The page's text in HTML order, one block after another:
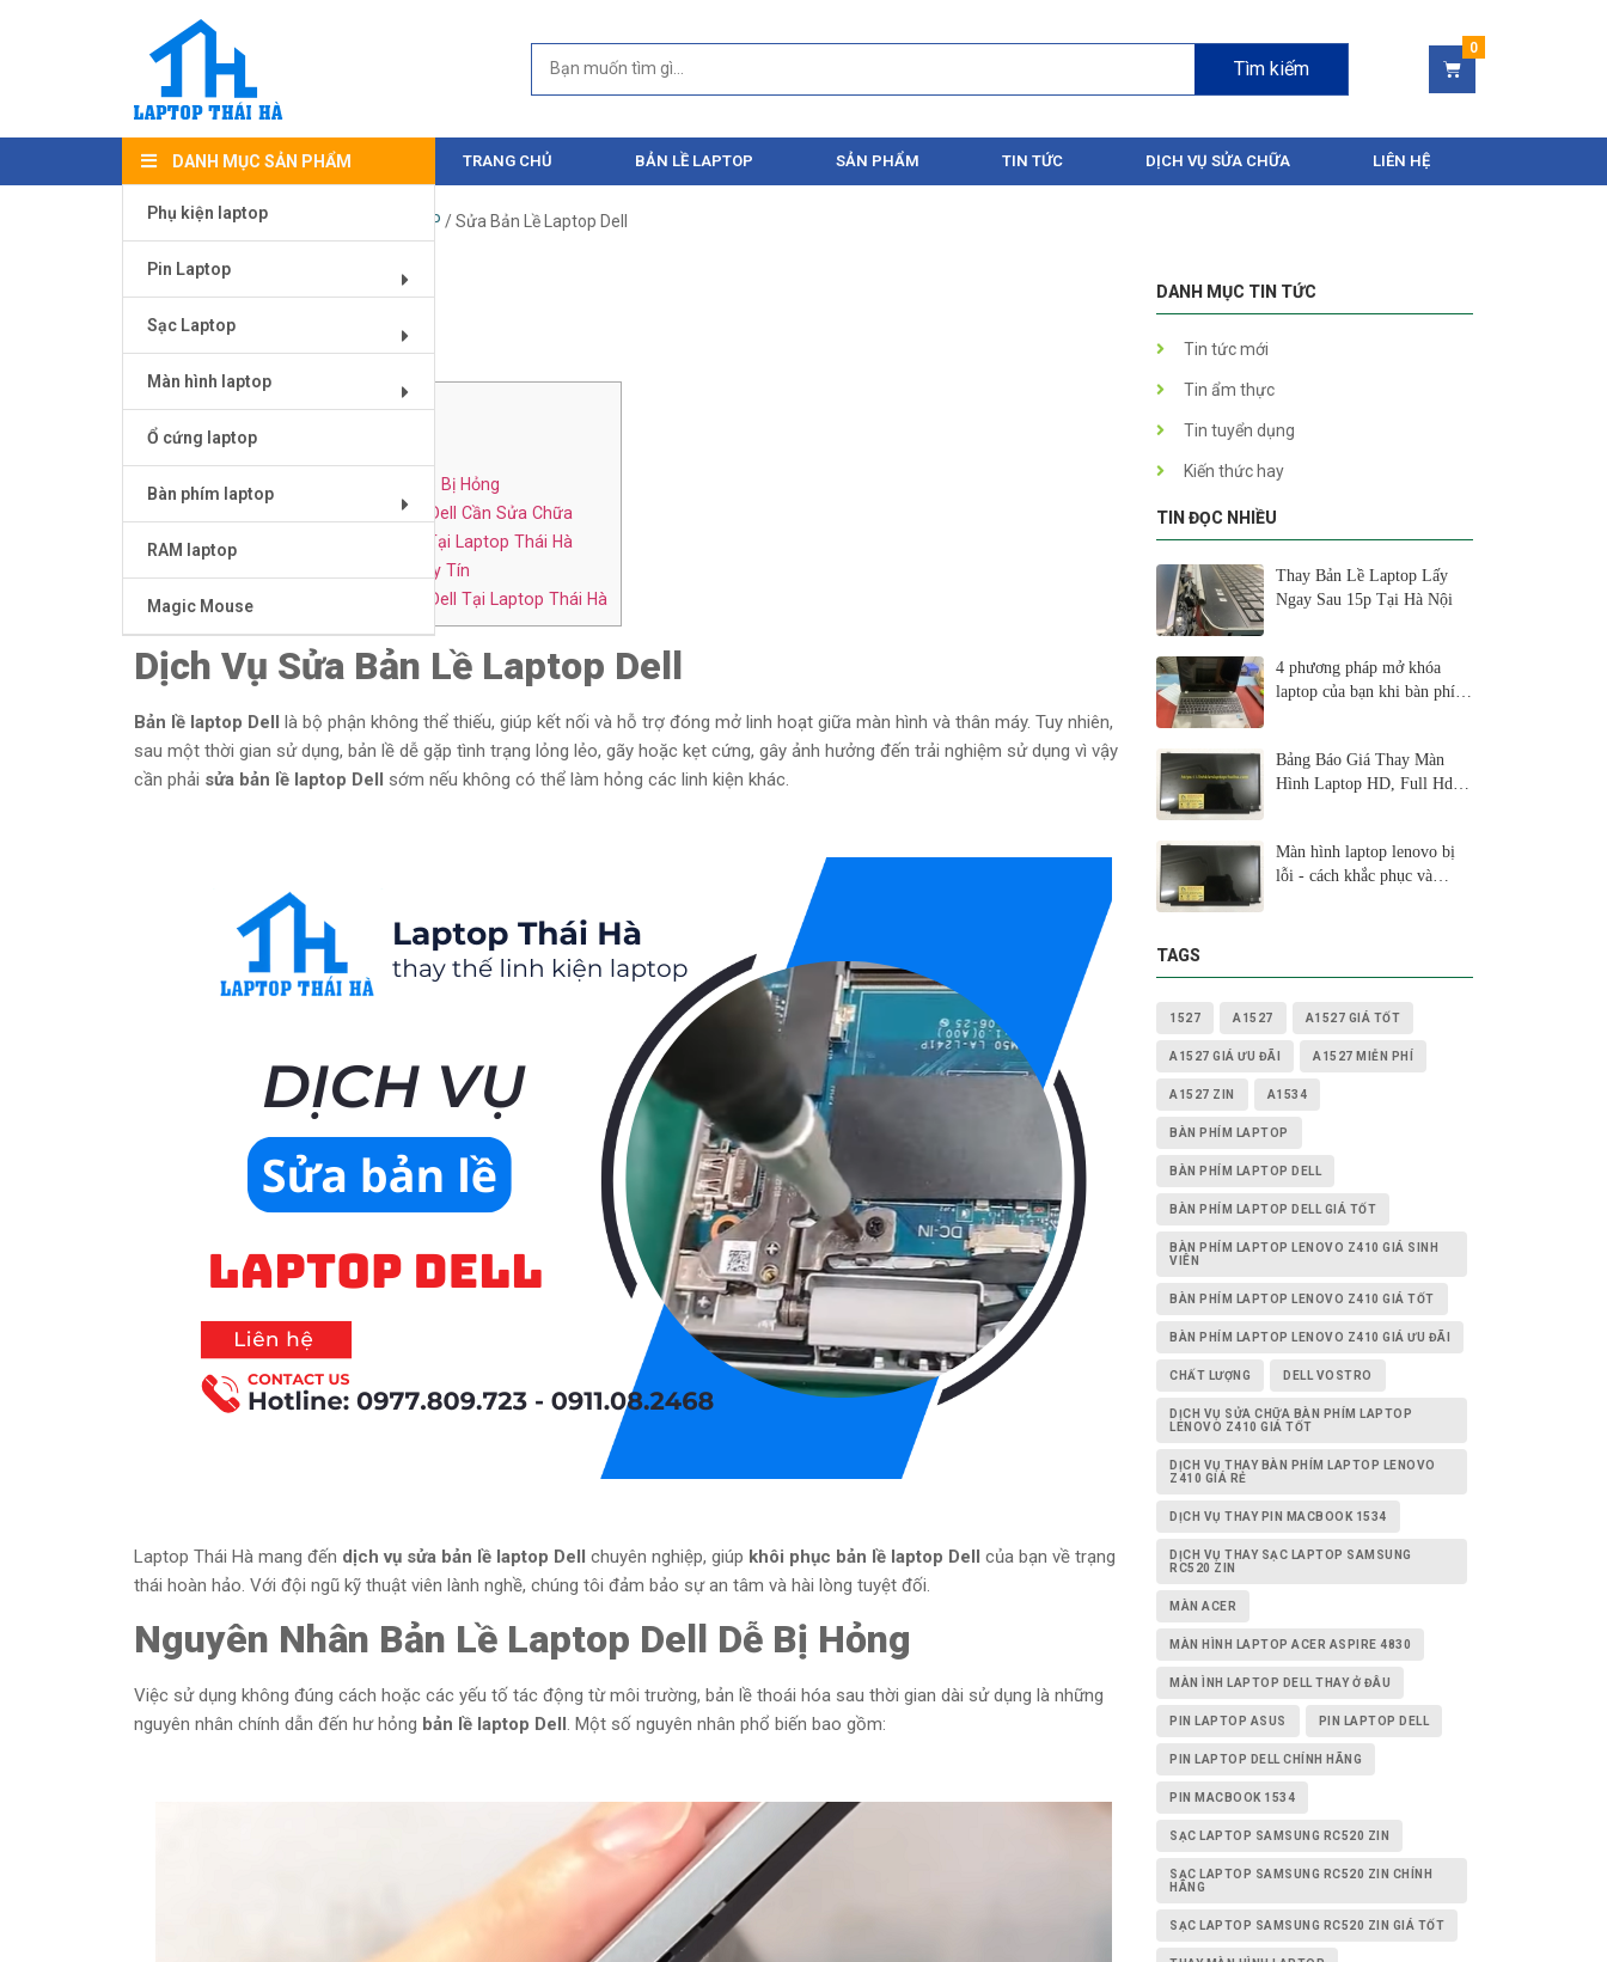
Tìm kiếm
DANH MỤC SẢN PHẨM
Phụ kiện laptop
Pin Laptop
Sạc Laptop
Màn hình laptop
Ổ cứng laptop
Bàn phím laptop
RAM laptop
Magic Mouse
TRANG CHỦ BẢN LỀ LAPTOP SẢN PHẨM TIN TỨC DỊCH VỤ SỬA CHỮA LIÊN HỆ
Trang chủ/DỊCH VỤ SỬA CHỮA LAPTOP / Sửa Bản Lề Laptop Dell
Sửa Bản Lề Laptop Dell
Tháng Mười Hai 26, 2024
Mục Lục [Ẩn]
2Nguyên Nhân Bản Lề Laptop Dell Dễ Bị Hỏng
Dấu Hiệu Nhận Biết Bản Lề Laptop Dell Cần Sửa Chữa
4Lợi Ích Khi Sửa Bản Lề Laptop Dell Tại Laptop Thái Hà
Trung Tâm Sửa Chữa Laptop Dell Uy Tín
5.1Quy Trình Sửa Bản Lề Laptop Dell Tại Laptop Thái Hà
Dịch Vụ Sửa Bản Lề Laptop Dell
Bản lề laptop Dell là bộ phận không thể thiếu, giúp kết nối và hỗ trợ đóng mở linh hoạt giữa màn hình và thân máy. Tuy nhiên,
sau một thời gian sử dụng, bản lề dễ gặp tình trạng lỏng lẻo, gãy hoặc kẹt cứng, gây ảnh hưởng đến trải nghiệm sử dụng vì vậy
cần phải sửa bản lề laptop Dell sớm nếu không có thể làm hỏng các linh kiện khác.
Laptop Thái Hà mang đến dịch vụ sửa bản lề laptop Dell chuyên nghiệp, giúp khôi phục bản lề laptop Dell của bạn về trạng
thái hoàn hảo. Với đội ngũ kỹ thuật viên lành nghề, chúng tôi đảm bảo sự an tâm và hài lòng tuyệt đối.
Nguyên Nhân Bản Lề Laptop Dell Dễ Bị Hỏng
Việc sử dụng không đúng cách hoặc các yếu tố tác động từ môi trường, bản lề thoái hóa sau thời gian dài sử dụng là những
nguyên nhân chính dẫn đến hư hỏng bản lề laptop Dell. Một số nguyên nhân phổ biến bao gồm:
DANH MỤC TIN TỨC
Tin tức mới
Tin ẩm thực
Tin tuyển dụng
Kiến thức hay
TIN ĐỌC NHIỀU
Thay Bản Lề Laptop Lấy
Ngay Sau 15p Tại Hà Nội
4 phương pháp mở khóa
laptop của bạn khi bàn phím
Bảng Báo Giá Thay Màn
Hình Laptop HD, Full Hd,
Màn hình laptop lenovo bị
lỗi - cách khắc phục và
TAGS
1527 A1527 A1527 GIÁ TỐT
A1527 GIÁ ƯU ĐÃI A1527 MIỄN PHÍ
A1527 ZIN A1534
BÀN PHÍM LAPTOP
BÀN PHÍM LAPTOP DELL
BÀN PHÍM LAPTOP DELL GIÁ TỐT
BÀN PHÍM LAPTOP LENOVO Z410 GIÁ SINH
VIÊN
BÀN PHÍM LAPTOP LENOVO Z410 GIÁ TỐT
BÀN PHÍM LAPTOP LENOVO Z410 GIÁ ƯU ĐÃI
CHẤT LƯỢNG DELL VOSTRO
DỊCH VỤ SỬA CHỮA BÀN PHÍM LAPTOP
LENOVO Z410 GIÁ TỐT
DỊCH VỤ THAY BÀN PHÍM LAPTOP LENOVO
Z410 GIÁ RẺ
DỊCH VỤ THAY PIN MACBOOK 1534
DỊCH VỤ THAY SẠC LAPTOP SAMSUNG
RC520 ZIN
MÀN ACER
MÀN HÌNH LAPTOP ACER ASPIRE 4830
MÀN ÌNH LAPTOP DELL THAY Ở ĐÂU
PIN LAPTOP ASUS PIN LAPTOP DELL
PIN LAPTOP DELL CHÍNH HÃNG
PIN MACBOOK 1534
SẠC LAPTOP SAMSUNG RC520 ZIN
SẠC LAPTOP SAMSUNG RC520 ZIN CHÍNH
HÃNG
SẠC LAPTOP SAMSUNG RC520 ZIN GIÁ TỐT